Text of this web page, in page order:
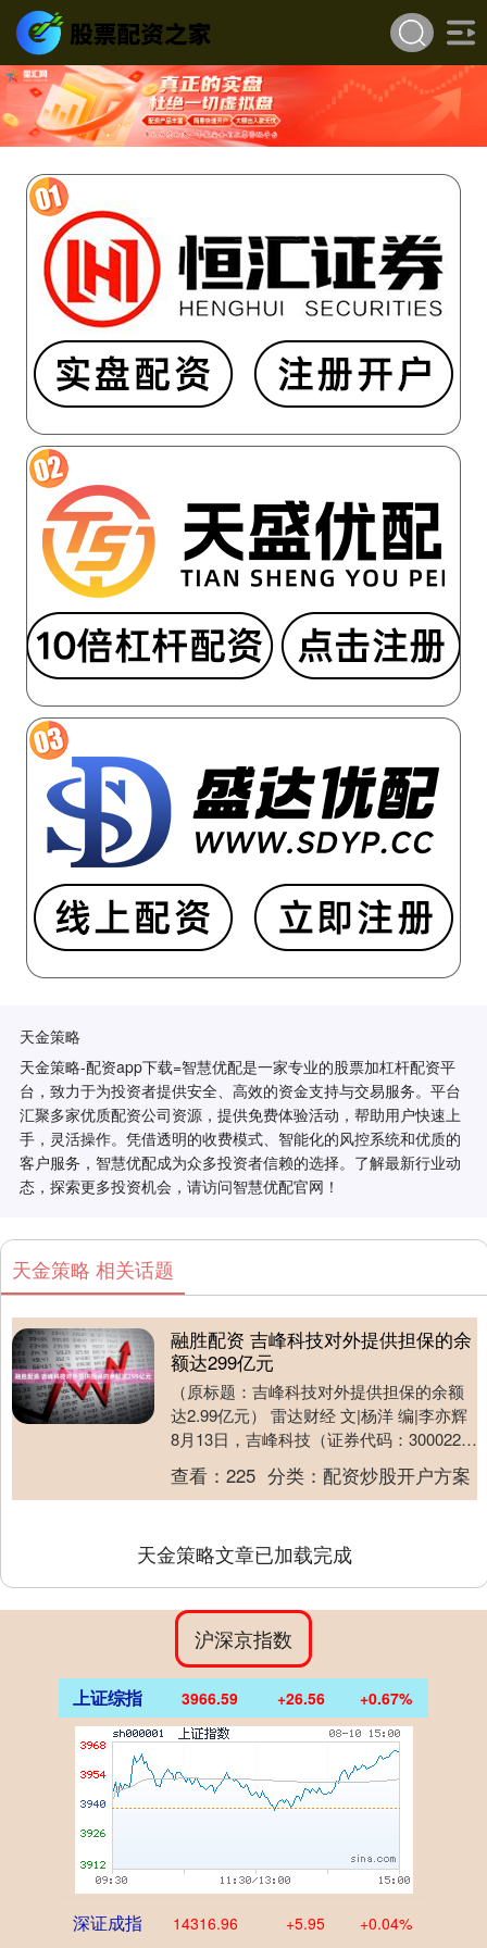
天金策略
天金策略-配资app下载=智慧优配是一家专业的股票加杠杆配资平
台，致力于为投资者提供安全、高效的资金支持与交易服务。平台
汇聚多家优质配资公司资源，提供免费体验活动，帮助用户快速上
手，灵活操作。凭借透明的收费模式、智能化的风控系统和优质的
客户服务，智慧优配成为众多投资者信赖的选择。了解最新行业动
态，探索更多投资机会，请访问智慧优配官网！
天金策略 相关话题
融胜配资 吉峰科技对外提供担保的余
额达299亿元
（原标题：吉峰科技对外提供担保的余额
达2.99亿元） 雷达财经 文|杨洋 编|李亦辉
8月13日，吉峰科技（证券代码：300022）
发布关于对子公司提供担保暨2....
查看：225 分类：配资炒股开户方案
天金策略文章已加载完成
沪深京指数
上证综指 3966.59 +26.56 +0.67%
深证成指 14316.96 +5.95 +0.04%